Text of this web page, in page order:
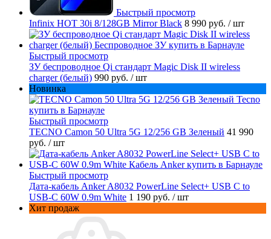
Быстрый просмотр
Infinix HOT 30i 8/128GB Mirror Black 8 990 руб. / шт
Быстрый просмотр
ЗУ беспроводное Qi стандарт Magic Disk II wireless
charger (белый) 990 руб. / шт
Новинка
Быстрый просмотр
TECNO Camon 50 Ultra 5G 12/256 GB Зеленый 41 990
руб. / шт
Быстрый просмотр
Дата-кабель Anker A8032 PowerLine Select+ USB C to
USB-C 60W 0.9m White 1 190 руб. / шт
Хит продаж